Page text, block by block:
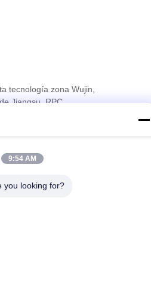
tecnología zona Wujin,
Jiangsu, RPC
de cementación del flotador
los derechos reservados.
9:54 AM
you looking for?